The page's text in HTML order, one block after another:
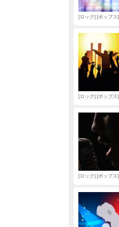
ロック ポップス
ロック ポップス
ロック ポップス